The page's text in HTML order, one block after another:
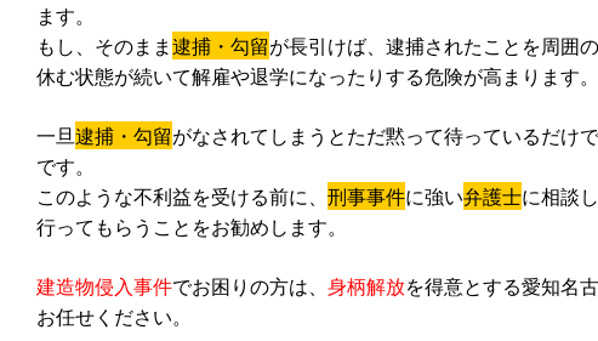
ます。
もし、そのまま逮捕・勾留が長引けば、逮捕されたことを周囲
休む状態が続いて解雇や退学になったりする危険が高まります。
一旦逮捕・勾留がなされてしまうとただ黙って待っているだけ
です。
このような不利益を受ける前に、 刑事事件に強い弁護士に相談
行ってもらうことをお勧めします。
建造物侵入事件でお困りの方は、 身柄解放を得意とする愛知名
お任せください。